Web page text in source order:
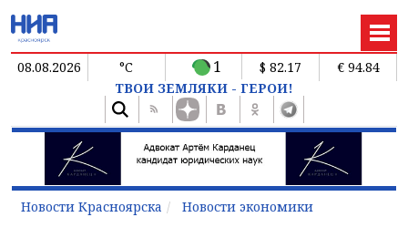
08.08.2026 °C 1 $ 82.17
€ 94.84
ТВОИ ЗЕМЛЯКИ - ГЕРОИ!
Новости Красноярска Новости экономики